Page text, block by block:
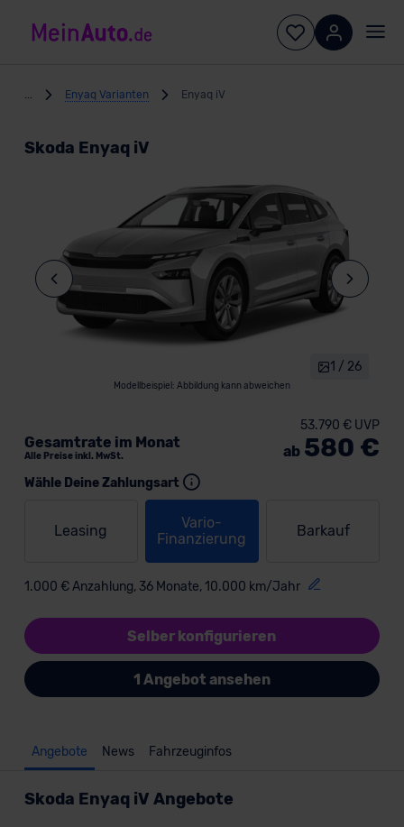
Enyaq Varianten Enyaq iV
Skoda Enyaq iV
Modellbeispiel: Abbildung kann abweichen
1 / 26
Wähle Deine Zahlungsart
Leasing
Vario-
Finanzierung
Barkauf
1.000 € Anzahlung, 36 Monate, 10.000 km/Jahr
Gesamtrate im Monat
Alle Preise inkl. MwSt.
53.790 € UVP
ab 580 €
Selber konfigurieren
1 Angebot ansehen
Angebote News Fahrzeuginfos
Skoda Enyaq iV Angebote